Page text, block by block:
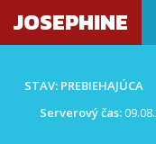
JOSEPHINE
STAV: PREBIEHAJÚCA
Serverový čas: